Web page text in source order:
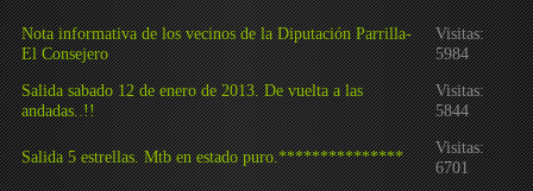
Nota informativa de los vecinos de la Diputación Parrilla-
El Consejero
Visitas:
5984
Salida sabado 12 de enero de 2013. De vuelta a las
andadas..!!
Visitas:
5844
Salida 5 estrellas. Mtb en estado puro.***************
Visitas:
6701